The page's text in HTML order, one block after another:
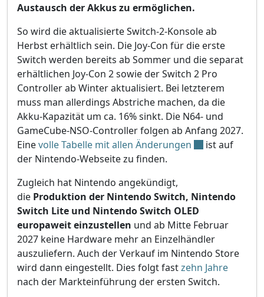
Austausch der Akkus zu ermöglichen.
So wird die aktualisierte Switch-2-Konsole ab
Herbst erhältlich sein. Die Joy-Con für die erste
Switch werden bereits ab Sommer und die separat
erhältlichen Joy-Con 2 sowie der Switch 2 Pro
Controller ab Winter aktualisiert. Bei letzterem
muss man allerdings Abstriche machen, da die
Akku-Kapazität um ca. 16% sinkt. Die N64- und
GameCube-NSO-Controller folgen ab Anfang 2027.
Einevolle Tabelle mit allen Änderungen
ist auf
der Nintendo-Webseite zu finden.
Zugleich hat Nintendo angekündigt,
die Produktion der Nintendo Switch, Nintendo
Switch Lite und Nintendo Switch OLED
europaweit einzustellen und ab Mitte Februar
2027 keine Hardware mehr an Einzelhändler
auszuliefern. Auch der Verkauf im Nintendo Store
wird dann eingestellt. Dies folgt fastzehn Jahre
nach der Markteinführung der ersten Switch.